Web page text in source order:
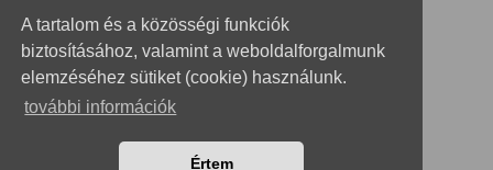
A tartalom és a közösségi funkciók
biztosításához, valamint a weboldalforgalmunk
elemzéséhez sütiket (cookie) használunk.
további információk
Értem